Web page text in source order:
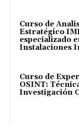
Curso de
Estratégico
especializado
Instalaciones
Curso de
OSINT:
Investigación